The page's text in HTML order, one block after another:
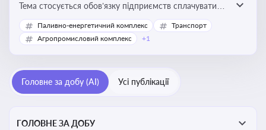
Тема стосується обов’язку підприємств сплачувати
екологічний податок за забруднення довкілля. Вона
важлива для екологічного контролю бізнесу,
Паливно-енергетичний комплекс
Транспорт
Агропромисловий комплекс
+1
Головне за добу (AI) Усі публікації
ГОЛОВНЕ ЗА ДОБУ